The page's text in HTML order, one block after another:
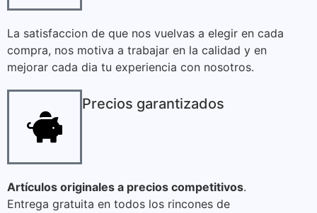
La satisfaccion de que nos vuelvas a elegir en cada
compra, nos motiva a trabajar en la calidad y en
mejorar cada dia tu experiencia con nosotros.
Precios garantizados
Artículos originales a precios competitivos.
Entrega gratuita en todos los rincones de